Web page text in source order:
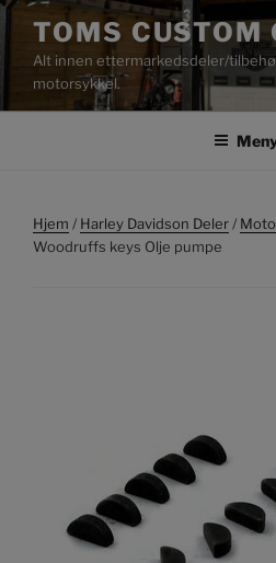
Gå
innhold
TOMS CUSTOM
Alt innen ettermarkedsdeler/
motorsykkel.
Hjem / Harley Davidson Deler /
Woodruffs keys Olje pumpe